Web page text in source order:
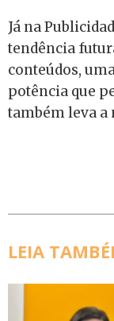
Já na
tendência
conteúdos,
potência que
também leva
LEIA